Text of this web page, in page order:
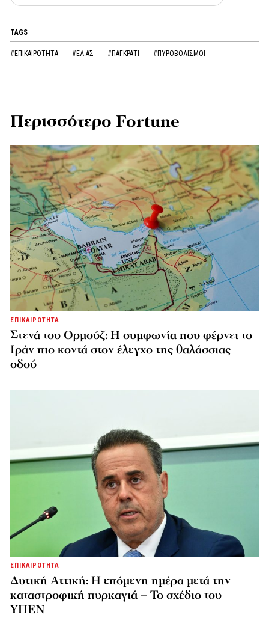
TAGS
#ΕΠΙΚΑΙΡΟΤΗΤΑ #ΕΛ.ΑΣ #ΠΑΓΚΡΑΤΙ #ΠΥΡΟΒΟΛΙΣΜΟΙ
Περισσότερο Fortune
ΕΠΙΚΑΙΡΟΤΗΤΑ
Στενά του Ορμούζ: Η συμφωνία που φέρνει το
Ιράν πιο κοντά στον έλεγχο της θαλάσσιας
οδού
ΕΠΙΚΑΙΡΟΤΗΤΑ
Δυτική Αττική: Η επόμενη ημέρα μετά την
καταστροφική πυρκαγιά – Το σχέδιο του
ΥΠΕΝ